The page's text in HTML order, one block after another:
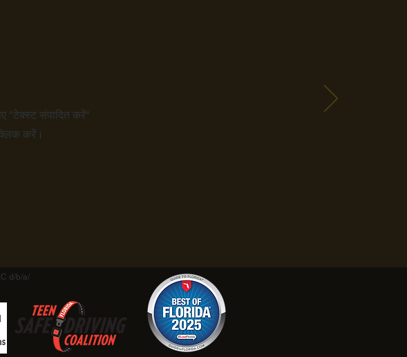
"टेक्स्ट संपादित करें"
करें।
d/b/a/